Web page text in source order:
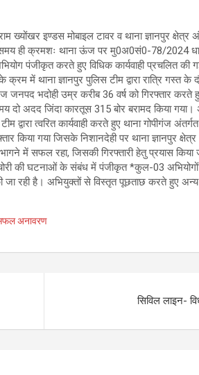
ख्योंखर इण्डस मोबाइल टावर व थाना ज्ञानपुर
ही क्रमशः थाना ऊंज पर मु0अ0सं0-78/2024
करते हुए विधिक कार्यवाही प्रचलित की
थाना ज्ञानपुर पुलिस टीम द्वारा रात्रि गस्त के
जनपद भदोही उम्र करीब 36 वर्ष को गिरफ्तार
अदद जिंदा कारतूस 315 बोर बरामद किया
त्वरित कार्यवाही करते हुए थाना गोपीगंज
किया गया जिसके निशानदेही पर थाना ज्ञानपुर
में सफल रहा, जिसकी गिरफ्तारी हेतु प्रयास किया
चोरी की घटनाओं के संबंध में पंजीकृत *कुल-03
जा रही है। अभियुक्तों से विस्तृत पूछताछ करते हुए
सफल अनावरण
सिविल लाइन-